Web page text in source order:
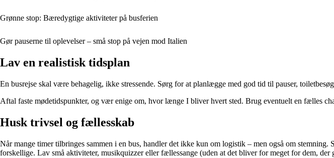
Grønne stop: Bæredygtige aktiviteter på busferien
Gør pauserne til oplevelser – små stop på vejen mod Italien
Lav en realistisk tidsplan
En busrejse skal være behagelig, ikke stressende. Sørg for at planlægge med god tid til pauser,
Aftal faste mødetidspunkter, og vær enige om, hvor længe I bliver hvert sted. Brug eventuelt en fælles
Husk trivsel og fællesskab
Når mange timer tilbringes sammen i en bus, handler det ikke kun om logistik – men også om
forskellige. Lav små aktiviteter, musikquizzer eller fællessange (uden at det bliver for meget for dem, der